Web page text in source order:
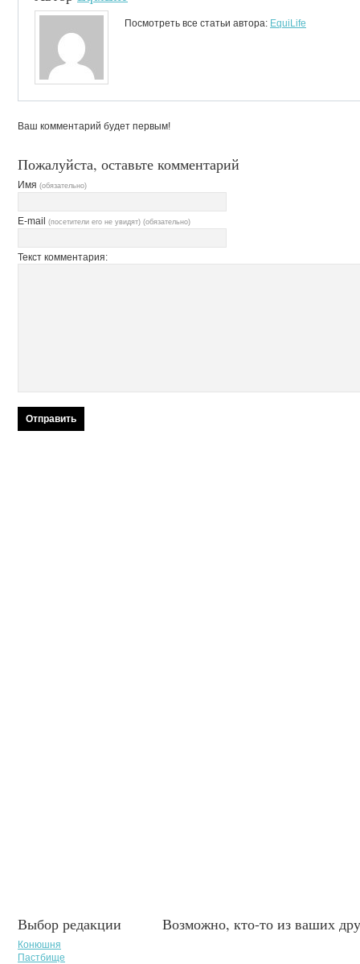
Посмотреть все статьи автора: EquiLife
Ваш комментарий будет первым!
Пожалуйста, оставьте комментарий
Имя (обязательно)
E-mail (посетители его не увидят) (обязательно)
Текст комментария:
Выбор редакции
Конюшня
Пастбище
Возможно, кто-то из ваших